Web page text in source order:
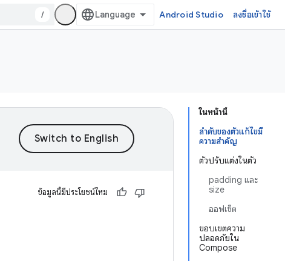
/ Android Studio ลงชื่อเข้าใช้
ในหน้านี้
ลำดับของตัวแก้ไขมี
ความสำคัญ
ตัวปรับแต่งในตัว
padding และ
size
ออฟเซ็ต
ขอบเขตความ
ปลอดภัยใน
Compose
ข้อมูลนี้มีประโยชน์ไหม